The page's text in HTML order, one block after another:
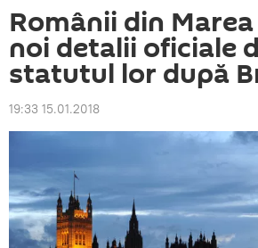
Românii din
noi detalii oficiale
statutul lor după
19:33 15.01.2018